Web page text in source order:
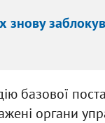
знову
базової
органи